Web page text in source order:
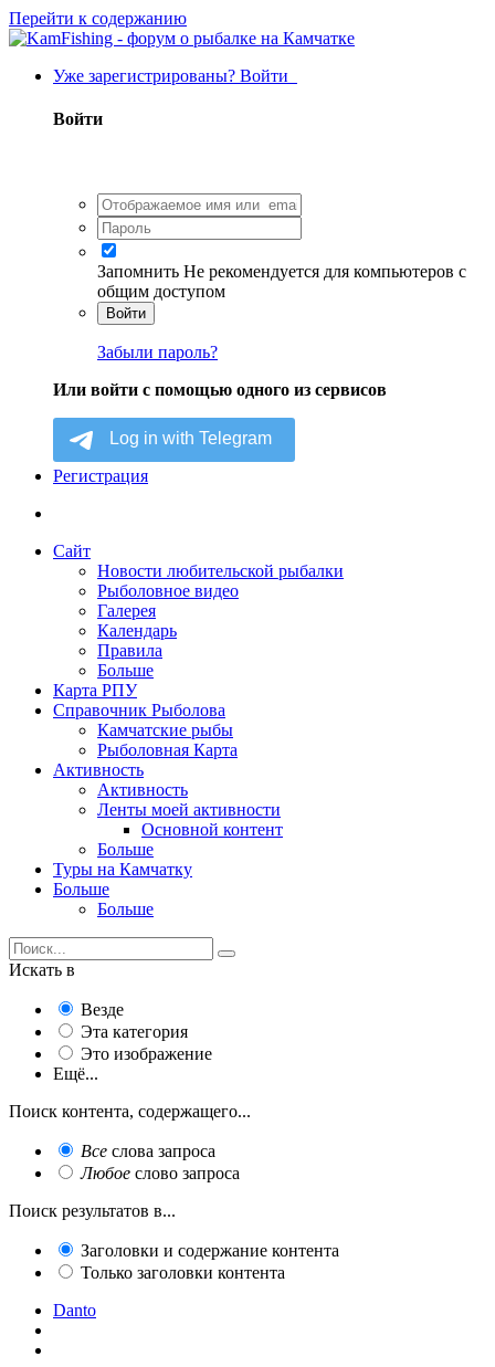
Перейти к содержанию
Уже зарегистрированы? Войти
Войти
Запомнить Не рекомендуется для компьютеров с
общим доступом
Войти
Забыли пароль?
Или войти с помощью одного из сервисов
Регистрация
Сайт
Новости любительской рыбалки
Рыболовное видео
Галерея
Календарь
Правила
Больше
Карта РПУ
Справочник Рыболова
Камчатские рыбы
Рыболовная Карта
Активность
Активность
Ленты моей активности
Основной контент
Больше
Туры на Камчатку
Больше
Больше
Искать в
Везде
Эта категория
Это изображение
Ещё...
Поиск контента, содержащего...
Все слова запроса
Любое слово запроса
Поиск результатов в...
Заголовки и содержание контента
Только заголовки контента
Danto